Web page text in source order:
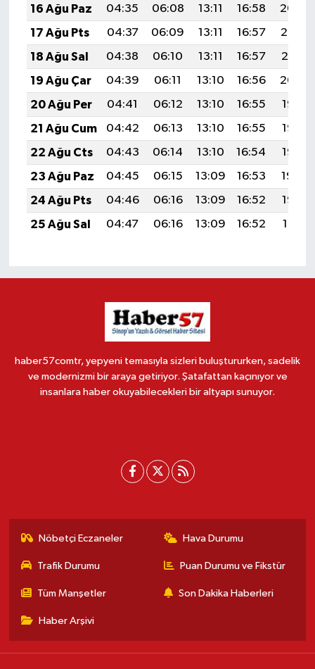
16 Ağu Paz
04:35 06:08 13:11 16:58
20:04
17 Ağu Pts
04:37 06:09 13:11 16:57
20:02
18 Ağu Sal
04:38 06:10 13:11 16:57
20:01
19 Ağu Çar
04:39 06:11 13:10 16:56
20:00
20 Ağu Per
04:41 06:12 13:10 16:55
19:58
21 Ağu Cum
04:42 06:13 13:10 16:55
19:57
22 Ağu Cts
04:43 06:14 13:10 16:54
19:55
23 Ağu Paz
04:45 06:15 13:09 16:53
19:54
24 Ağu Pts
04:46 06:16 13:09 16:52
19:53
25 Ağu Sal
04:47 06:16 13:09 16:52 19:51
haber57comtr, yepyeni temasıyla sizleri buluştururken, sadelik
ve modernizmi bir araya getiriyor. Şatafattan kaçınıyor ve
insanlara haber okuyabilecekleri bir altyapı sunuyor.
Nöbetçi Eczaneler Hava Durumu
Trafik Durumu Puan Durumu ve Fikstür
Tüm Manşetler Son Dakika Haberleri
Haber Arşivi